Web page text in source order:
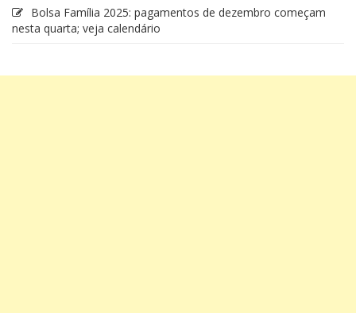
Bolsa Família 2025: pagamentos de dezembro começam
nesta quarta; veja calendário